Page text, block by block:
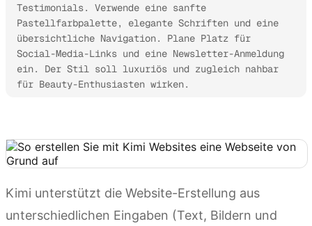
Testimonials. Verwende eine sanfte
Pastellfarbpalette, elegante Schriften und eine
übersichtliche Navigation. Plane Platz für
Social-Media-Links und eine Newsletter-Anmeldung
ein. Der Stil soll luxuriös und zugleich nahbar
für Beauty-Enthusiasten wirken.
Kimi unterstützt die Website-Erstellung aus
unterschiedlichen Eingaben (Text, Bildern und